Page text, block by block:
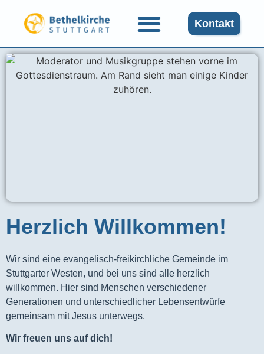
Kontakt
Herzlich Willkommen!
Wir sind eine evangelisch-freikirchliche Gemeinde im
Stuttgarter Westen, und bei uns sind alle herzlich
willkommen. Hier sind Menschen verschiedener
Generationen und unterschiedlicher Lebensentwürfe
gemeinsam mit Jesus unterwegs.
Wir freuen uns auf dich!